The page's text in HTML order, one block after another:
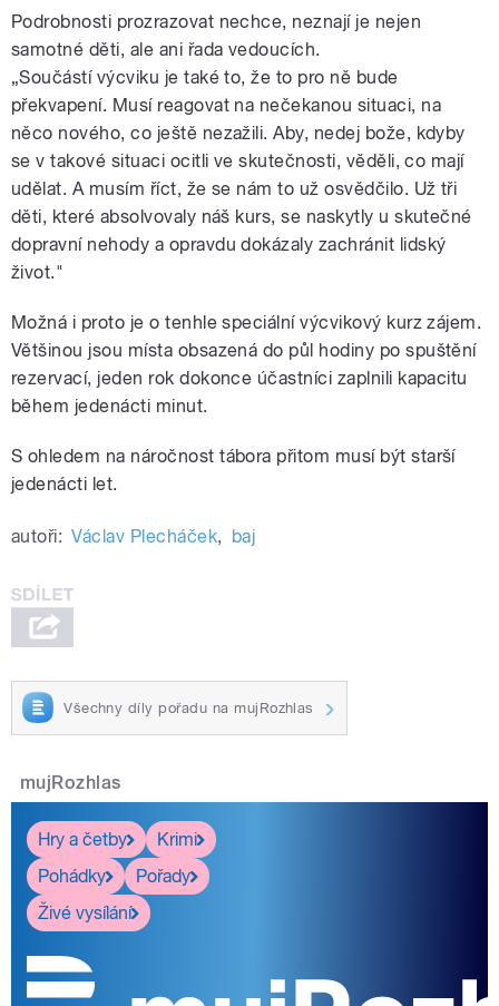
Podrobnosti prozrazovat nechce, neznají je nejen
samotné děti, ale ani řada vedoucích.
„Součástí výcviku je také to, že to pro ně bude
překvapení. Musí reagovat na nečekanou situaci, na
něco nového, co ještě nezažili. Aby, nedej bože, kdyby
se v takové situaci ocitli ve skutečnosti, věděli, co mají
udělat. A musím říct, že se nám to už osvědčilo. Už tři
děti, které absolvovaly náš kurs, se naskytly u skutečné
dopravní nehody a opravdu dokázaly zachránit lidský
život."
Možná i proto je o tenhle speciální výcvikový kurz zájem.
Většinou jsou místa obsazená do půl hodiny po spuštění
rezervací, jeden rok dokonce účastníci zaplnili kapacitu
během jedenácti minut.
S ohledem na náročnost tábora přitom musí být starší
jedenácti let.
autoři: Václav Plecháček, baj
Všechny díly pořadu na mujRozhlas
mujRozhlas
Hry a četby
Krimi
Pohádky
Pořady
Živé vysílání